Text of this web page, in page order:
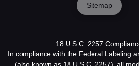
Sitemap
18 U.S.C. 2257
In compliance with the Federal Labeling
(also known as 18 U.S.C. 2257), all